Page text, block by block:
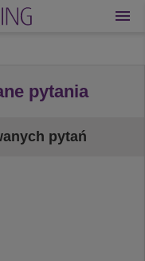
pytania
pytań